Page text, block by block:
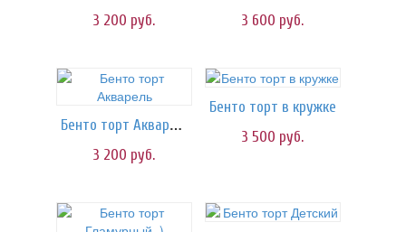
3 200 руб.
3 600 руб.
Бенто торт Акварель
3 200 руб.
Бенто торт в кружке
3 500 руб.